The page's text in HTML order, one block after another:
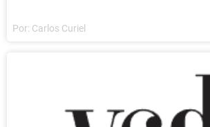
Por: Carlos Curiel